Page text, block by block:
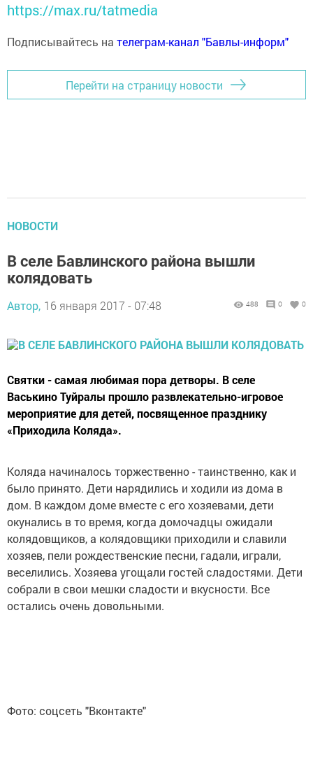
https://max.ru/tatmedia
Подписывайтесь на телеграм-канал "Бавлы-информ"
Перейти на страницу новости
НОВОСТИ
В селе Бавлинского района вышли
колядовать
Автор, 16 января 2017 - 07:48 488 0 0
Святки - самая любимая пора детворы. В селе
Васькино Туйралы прошло развлекательно-игровое
мероприятие для детей, посвященное празднику
«Приходила Коляда».
Коляда начиналось торжественно - таинственно, как и
было принято. Дети нарядились и ходили из дома в
дом. В каждом доме вместе с его хозяевами, дети
окунались в то время, когда домочадцы ожидали
колядовщиков, а колядовщики приходили и славили
хозяев, пели рождественские песни, гадали, играли,
веселились. Хозяева угощали гостей сладостями. Дети
собрали в свои мешки сладости и вкусности. Все
остались очень довольными.
Фото: соцсеть "Вконтакте"